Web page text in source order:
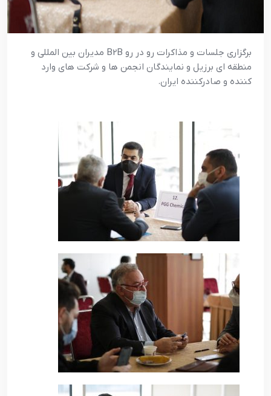
برگزاري جلسات و مذاکرات رو در رو B2B مديران بين المللي و
منطقه اي برزيل و نمايندگان انجمن ها و شرکت هاي وارد
کننده و صادرکننده ايران.